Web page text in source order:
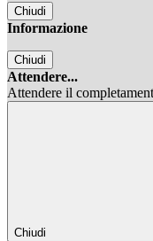
Chiudi
Informazione
Chiudi
Attendere...
Attendere il
Chiudi